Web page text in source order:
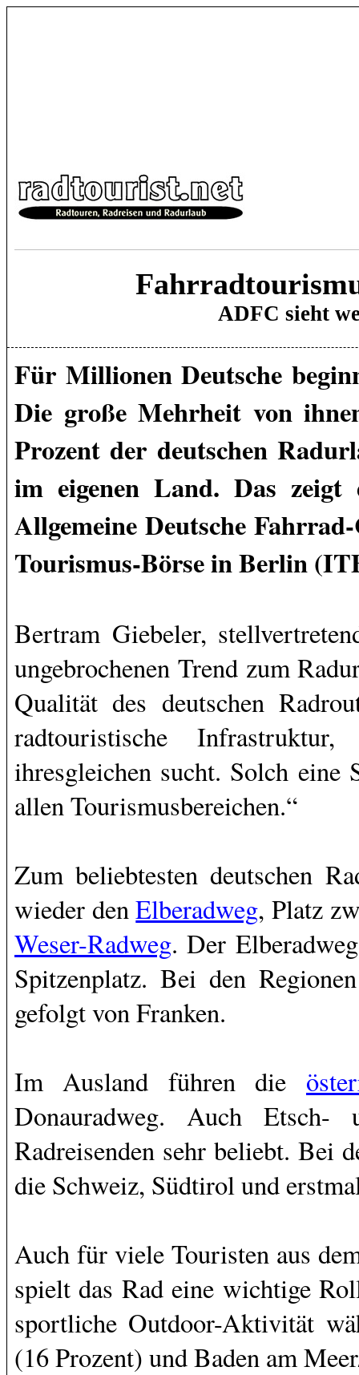
ADFC sieht
Für Millionen Deutsche
Die große Mehrheit von
Prozent der deutschen
im eigenen Land. Das zeigt
Allgemeine Deutsche
Tourismus-Börse in Berlin
Bertram Giebeler,
ungebrochenen Trend zum
Qualität des deutschen
radtouristische
ihresgleichen sucht. Solch
allen Tourismusbereichen.“
Zum beliebtesten deutschen
wieder denElberadweg, Platz
Weser-Radweg. Der
Spitzenplatz. Bei den
gefolgt von Franken.
Im Ausland führen die
Donauradweg. Auch
Radreisenden sehr beliebt. Bei
die Schweiz, Südtirol und
Auch für viele Touristen aus
spielt das Rad eine wichtige
sportliche Outdoor-Aktivität
(16 Prozent) und Baden am